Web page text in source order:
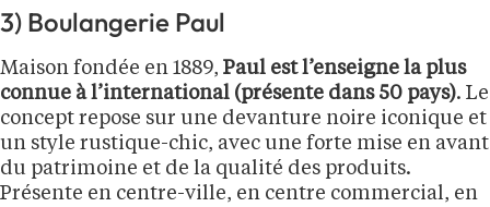
3) Boulangerie Paul
Maison fondée en 1889, Paul est l’enseigne la plus
connue à l’international (présente dans 50 pays). Le
concept repose sur une devanture noire iconique et
un style rustique-chic, avec une forte mise en avant
du patrimoine et de la qualité des produits.
Présente en centre-ville, en centre commercial, en